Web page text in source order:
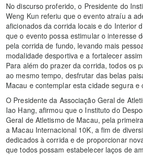
No discurso proferido, o Presidente do
Weng Kun referiu que o evento atraíu a
aficionados da corrida locais e do Interior
que o evento possa estimular o interesse
pela corrida de fundo, levando mais
modalidade desportiva e a fortalecer
Para além do prazer da corrida, todos os
ao mesmo tempo, desfrutar das belas
Macau e contemplar esta cidade segura e
O Presidente da Associação Geral de
Iao Hang, afirmou que o Instituto do
Geral de Atletismo de Macau, pela
a Macau Internacional 10K, a fim de
dedicados à corrida e de proporcionar
que todos possam estabelecer laços de